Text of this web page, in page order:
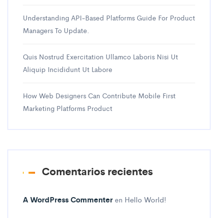
Understanding API-Based Platforms Guide For Product
Managers To Update.
Quis Nostrud Exercitation Ullamco Laboris Nisi Ut
Aliquip Incididunt Ut Labore
How Web Designers Can Contribute Mobile First
Marketing Platforms Product
Comentarios recientes
A WordPress Commenter en Hello World!